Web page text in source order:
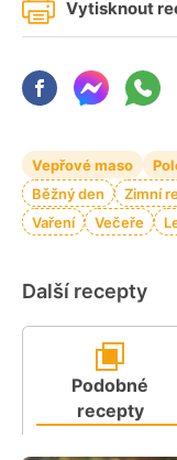
Vytisknout
Vepřové maso
Běžný den
Zimní
Vaření
Večeře
Další recepty
Podobné
recepty